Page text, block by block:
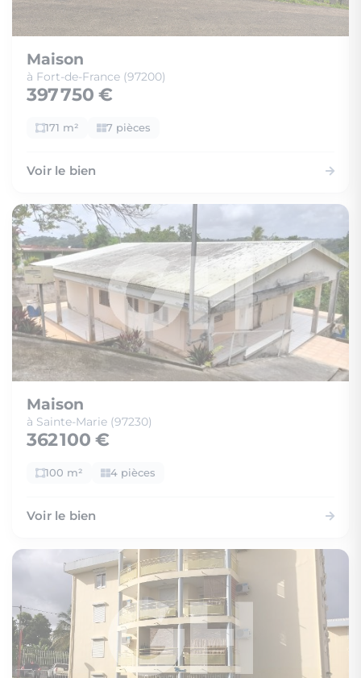
Maison
à Fort-de-France (97200)
397 750 €
171 m² 7 pièces
Voir le bien
Maison
à Sainte-Marie (97230)
362 100 €
100 m² 4 pièces
Voir le bien